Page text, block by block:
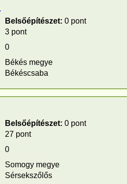
Belsőépítészet: 0 pont
3 pont
0
Békés megye
Békéscsaba
Belsőépítészet: 0 pont
27 pont
0
Somogy megye
Sérsekszőlős